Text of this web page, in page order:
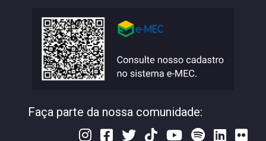
Faça parte da nossa comunidade: